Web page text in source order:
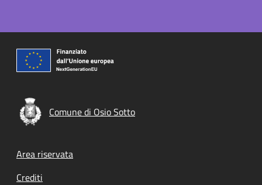
Comune di Osio Sotto
Footer menu
Area riservata
Crediti